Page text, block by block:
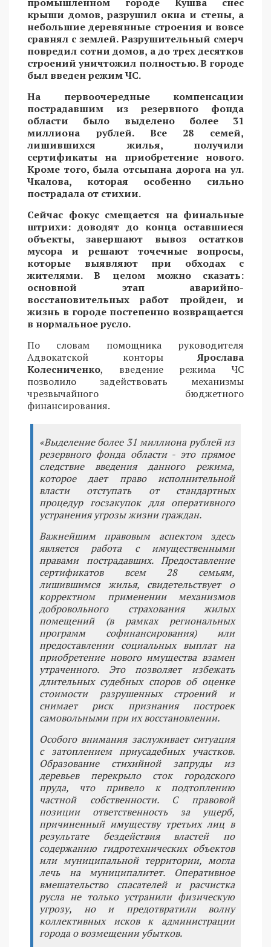
промышленном городе Кушва снес
крыши домов, разрушил окна и стены, а
небольшие деревянные строения и вовсе
сравнял с землей. Разрушительный смерч
повредил сотни домов, а до трех десятков
строений уничтожил полностью. В городе
был введен режим ЧС.
На первоочередные компенсации
пострадавшим из резервного фонда
области было выделено более 31
миллиона рублей. Все 28 семей,
лишившихся жилья, получили
сертификаты на приобретение нового.
Кроме того, была отсыпана дорога на ул.
Чкалова, которая особенно сильно
пострадала от стихии.
Сейчас фокус смещается на финальные
штрихи: доводят до конца оставшиеся
объекты, завершают вывоз остатков
мусора и решают точечные вопросы,
которые выявляют при обходах с
жителями. В целом можно сказать:
основной этап аварийно-
восстановительных работ пройден, и
жизнь в городе постепенно возвращается
в нормальное русло.
По словам помощника руководителя
Адвокатской конторыЯрослава
Колесниченко, введение режима ЧС
позволило задействовать механизмы
чрезвычайного бюджетного
финансирования.
«Выделение более 31 миллиона рублей из
резервного фонда области - это прямое
следствие введения данного режима,
которое дает право исполнительной
власти отступать от стандартных
процедур госзакупок для оперативного
устранения угрозы жизни граждан.
Важнейшим правовым аспектом здесь
является работа с имущественными
правами пострадавших. Предоставление
сертификатов всем 28 семьям,
лишившимся жилья, свидетельствует о
корректном применении механизмов
добровольного страхования жилых
помещений (в рамках региональных
программ софинансирования) или
предоставлении социальных выплат на
приобретение нового имущества взамен
утраченного. Это позволяет избежать
длительных судебных споров об оценке
стоимости разрушенных строений и
снимает риск признания построек
самовольными при их восстановлении.
Особого внимания заслуживает ситуация
с затоплением приусадебных участков.
Образование стихийной запруды из
деревьев перекрыло сток городского
пруда, что привело к подтоплению
частной собственности. С правовой
позиции ответственность за ущерб,
причиненный имуществу третьих лиц в
результате бездействия властей по
содержанию гидротехнических объектов
или муниципальной территории, могла
лечь на муниципалитет. Оперативное
вмешательство спасателей и расчистка
русла не только устранили физическую
угрозу, но и предотвратили волну
коллективных исков к администрации
города о возмещении убытков.